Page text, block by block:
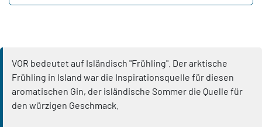
VOR bedeutet auf Isländisch "Frühling". Der arktische
Frühling in Island war die Inspirationsquelle für diesen
aromatischen Gin, der isländische Sommer die Quelle für
den würzigen Geschmack.